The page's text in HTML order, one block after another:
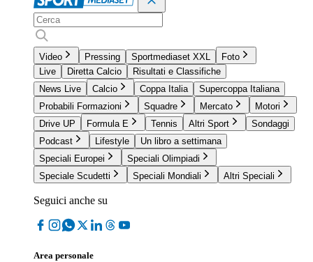
Video Pressing Sportmediaset XXL
Foto
Live
Diretta Calcio
Risultati e Classifiche
News Live
Calcio Coppa Italia
Supercoppa Italiana
Probabili Formazioni
Squadre Mercato
Motori
Drive UP
Formula E Tennis Altri Sport
Sondaggi
Podcast
Lifestyle
Un libro a settimana
Speciali Europei
Speciali Olimpiadi
Speciale Scudetti
Speciali Mondiali Altri Speciali
Seguici anche su
Area personale